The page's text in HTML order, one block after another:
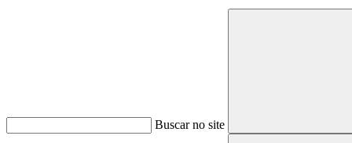
Buscar no site